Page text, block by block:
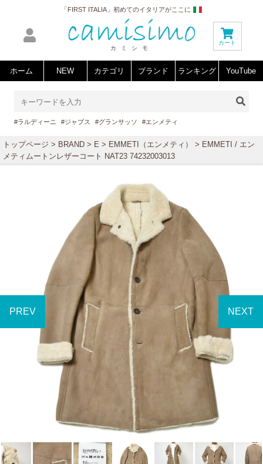
「FIRST ITALIA」初めてのイタリアがここに
カミシモ
カート
ホーム NEW カテゴリ ブランド ランキング YouTube
#ラルディーニ #ジャブス #グランサッソ #エンメティ
トップページ > BRAND > E > EMMETI（エンメティ）
> EMMETI / エン
メティムートンレザーコート NAT23 74232003013